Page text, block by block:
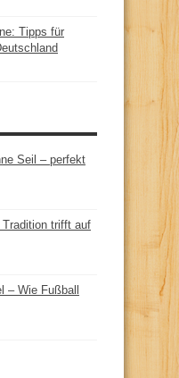
Tipps für
Seil – perfekt
trifft auf
– Wie Fußball